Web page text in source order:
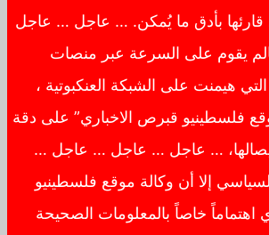
قارئها بأدق ما يُمكن. … عاجل … عاجل
يقوم على السرعة عبر منصات
هيمنت على الشبكة العنكبوتية ،
فلسطينيو قبرص الاخباري” على دقة
… عاجل … عاجل … عاجل …
إلا أن وكالة موقع فلسطينيو
اهتماماً خاصاً بالمعلومات الصحيحة